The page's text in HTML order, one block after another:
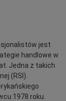
jest
handlowe w
Jedna z takich
(RSI).
1978 roku.